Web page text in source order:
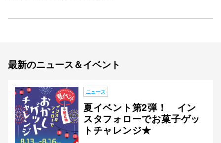
最新のニュース＆イベント
ニュース
夏イベント第2弾！ イン
スタフォローでお菓子ゲッ
トチャレンジ★